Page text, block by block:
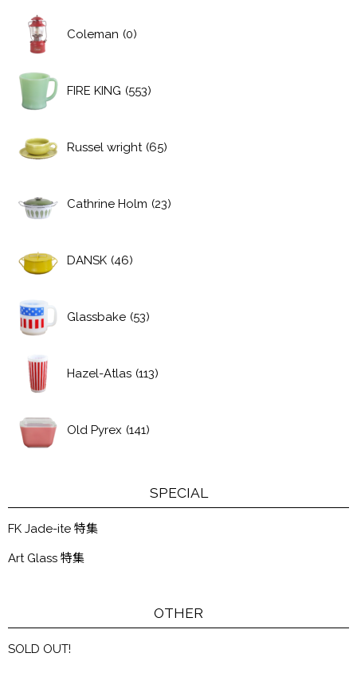
Coleman (0)
FIRE KING (553)
Russel wright (65)
Cathrine Holm (23)
DANSK (46)
Glassbake (53)
Hazel-Atlas (113)
Old Pyrex (141)
SPECIAL
FK Jade-ite 特集
Art Glass 特集
OTHER
SOLD OUT!